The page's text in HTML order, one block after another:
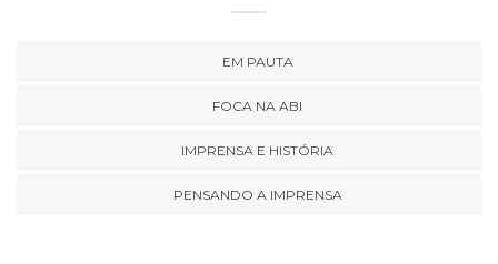
EM PAUTA
FOCA NA ABI
IMPRENSA E HISTÓRIA
PENSANDO A IMPRENSA